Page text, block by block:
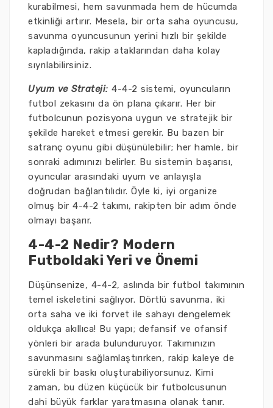
kurabilmesi, hem savunmada hem de hücumda
etkinliği artırır. Mesela, bir orta saha oyuncusu,
savunma oyuncusunun yerini hızlı bir şekilde
kapladığında, rakip ataklarından daha kolay
sıyrılabilirsiniz.
Uyum ve Strateji: 4-4-2 sistemi, oyuncuların
futbol zekasını da ön plana çıkarır. Her bir
futbolcunun pozisyona uygun ve stratejik bir
şekilde hareket etmesi gerekir. Bu bazen bir
satranç oyunu gibi düşünülebilir; her hamle, bir
sonraki adımınızı belirler. Bu sistemin başarısı,
oyuncular arasındaki uyum ve anlayışla
doğrudan bağlantılıdır. Öyle ki, iyi organize
olmuş bir 4-4-2 takımı, rakipten bir adım önde
olmayı başarır.
4-4-2 Nedir? Modern
Futboldaki Yeri ve Önemi
Düşünsenize, 4-4-2, aslında bir futbol takımının
temel iskeletini sağlıyor. Dörtlü savunma, iki
orta saha ve iki forvet ile sahayı dengelemek
oldukça akıllıca! Bu yapı; defansif ve ofansif
yönleri bir arada bulunduruyor. Takımınızın
savunmasını sağlamlaştırırken, rakip kaleye de
sürekli bir baskı oluşturabiliyorsunuz. Kimi
zaman, bu düzen küçücük bir futbolcusunun
dahi büyük farklar yaratmasına olanak tanır.